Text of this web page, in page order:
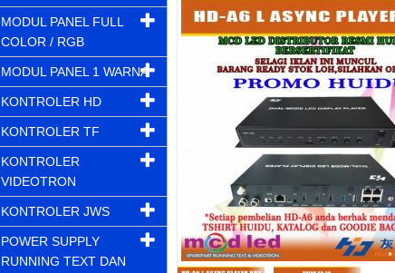
MODUL PANEL FULL
COLOR / RGB
MODUL PANEL 1 WARNA
KONTROLER HD
KONTROLER TF
KONTROLER
VIDEOTRON
KONTROLER JWS
POWER SUPPLY
RUNNING TEXT DAN